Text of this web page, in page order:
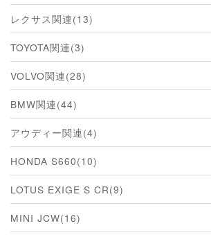
レクサス関連(13)
TOYOTA関連(3)
VOLVO関連(28)
BMW関連(44)
アウディー関連(4)
HONDA S660(10)
LOTUS EXIGE S CR(9)
MINI JCW(16)